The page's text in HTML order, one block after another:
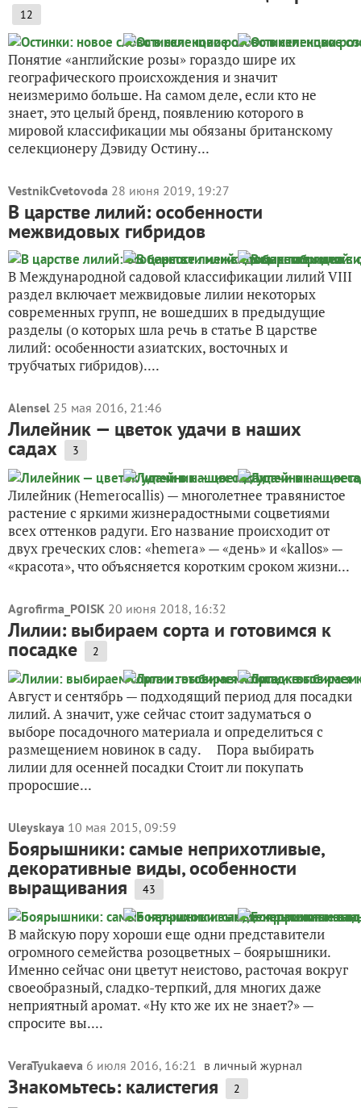
12
Понятие «английские розы» гораздо шире их
географического происхождения и значит
неизмеримо больше. На самом деле, если кто не
знает, это целый бренд, появлению которого в
мировой классификации мы обязаны британскому
селекционеру Дэвиду Остину...
VestnikCvetovoda 28 июня 2019, 19:27
В царстве лилий: особенности
межвидовых гибридов
В Международной садовой классификации лилий VIII
раздел включает межвидовые лилии некоторых
современных групп, не вошедших в предыдущие
разделы (о которых шла речь в статье В царстве
лилий: особенности азиатских, восточных и
трубчатых гибридов)....
Alensel 25 мая 2016, 21:46
Лилейник — цветок удачи в наших
садах 3
Лилейник (Hemerocallis) — многолетнее травянистое
растение с яркими жизнерадостными соцветиями
всех оттенков радуги. Его название происходит от
двух греческих слов: «hemera» — «день» и «kallos» —
«красота», что объясняется коротким сроком жизни...
Agrofirma_POISK 20 июня 2018, 16:32
Лилии: выбираем сорта и готовимся к
посадке 2
Август и сентябрь — подходящий период для посадки
лилий. А значит, уже сейчас стоит задуматься о
выборе посадочного материала и определиться с
размещением новинок в саду. Пора выбирать
лилии для осенней посадки Стоит ли покупать
проросшие...
Uleyskaya 10 мая 2015, 09:59
Боярышники: самые неприхотливые,
декоративные виды, особенности
выращивания 43
В майскую пору хороши еще одни представители
огромного семейства розоцветных – боярышники.
Именно сейчас они цветут неистово, расточая вокруг
своеобразный, сладко-терпкий, для многих даже
неприятный аромат. «Ну кто же их не знает?» —
спросите вы....
VeraTyukaeva 6 июля 2016, 16:21 в личный журнал
Знакомьтесь: калистегия 2